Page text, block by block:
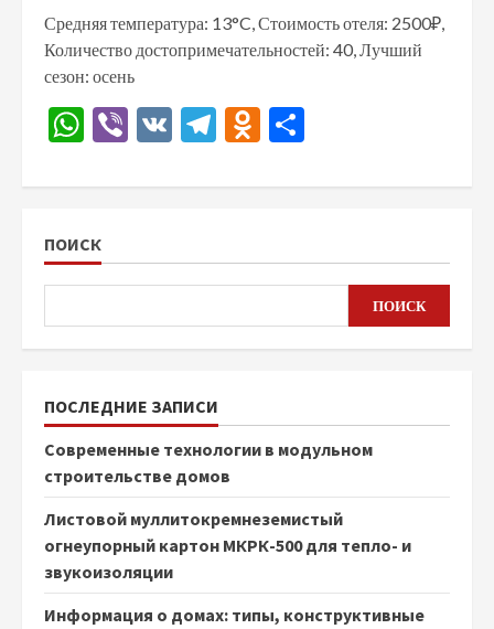
Средняя температура: 13°C, Стоимость отеля: 2500₽,
Количество достопримечательностей: 40, Лучший
сезон: осень
WhatsApp
Viber
VK Telegram
Odnoklassniki
ПОИСК
ПОИСК
ПОСЛЕДНИЕ ЗАПИСИ
Современные технологии в модульном
строительстве домов
Листовой муллитокремнеземистый
огнеупорный картон МКРК-500 для тепло- и
звукоизоляции
Информация о домах: типы, конструктивные